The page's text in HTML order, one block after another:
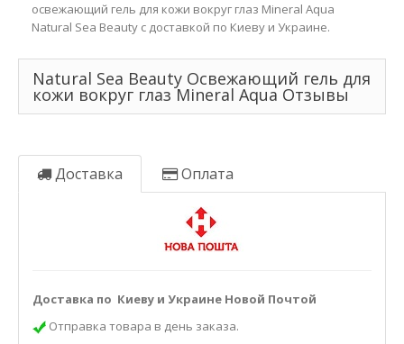
освежающий гель для кожи вокруг глаз Mineral Aqua
Natural Sea Beauty с доставкой по Киеву и Украине.
Natural Sea Beauty Освежающий гель для
кожи вокруг глаз Mineral Aqua Отзывы
Доставка Оплата
Доставка по Киеву и Украине Новой Почтой
Отправка товара в день заказа.